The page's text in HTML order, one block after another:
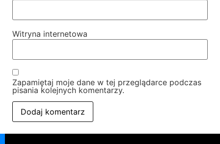
Witryna internetowa
Zapamiętaj moje dane w tej przeglądarce podczas
pisania kolejnych komentarzy.